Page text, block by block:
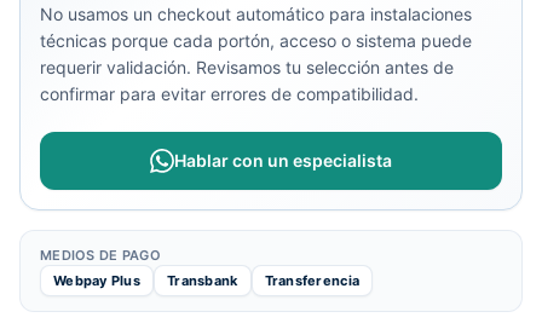
No usamos un checkout automático para instalaciones
técnicas porque cada portón, acceso o sistema puede
requerir validación. Revisamos tu selección antes de
confirmar para evitar errores de compatibilidad.
Hablar con un especialista
MEDIOS DE PAGO
Webpay Plus
Transbank Transferencia